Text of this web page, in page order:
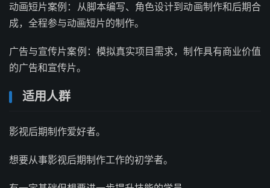
动画短片案例：从脚本编写、角色设计到动画制作和后期合
成，全程参与动画短片的制作。
广告与宣传片案例：模拟真实项目需求，制作具有商业价值
的广告和宣传片。
适用人群
影视后期制作爱好者。
想要从事影视后期制作工作的初学者。